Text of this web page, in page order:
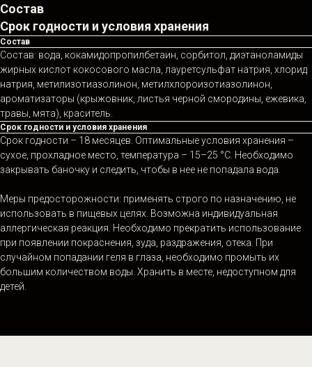
Состав
Срок годности и условия хранения
Состав
Состав: вода, кокамидопропилбетаин, сорбитол, диэтаноламиды
жирных кислот кокосового масла, лауретсульфат натрия, хлорид
натрия, метилизотиазолинон, метилхлороизотиазолинон,
ароматизаторы (крыжовник, листья черной смородины, ежевика,
травы, мята), краситель.
Срок годности и условия хранения
Срок годности – 18 месяцев. Оптимальные условия хранения –
сухое, прохладное место, температура – 15–25 °С. Необходимо
закрывать баночку и следить, чтобы в нее не попадала вода.
Меры предосторожности: применять строго по назначению, не
использовать в пищевых целях. Возможна индивидуальная
аллергическая реакция. Необходимо прекратить использование
при появлении покраснения, зуда, раздражения, отека. При
случайном попадании геля в глаза, необходимо промыть их
большим количеством воды. Хранить в месте, недоступном для
детей.